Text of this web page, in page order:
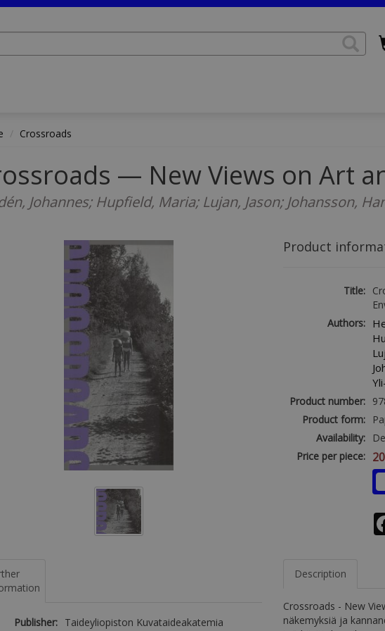
Crossroads
— New Views on Art
Johannes; Hupfield, Maria; Lujan, Jason; Johansson,
Product
Title:
Authors:
Product number:
Product form:
Availability:
Price per piece:
Publisher:
Taideyliopiston Kuvataideakatemia
Description
Crossroads - New
näkemyksiä ja